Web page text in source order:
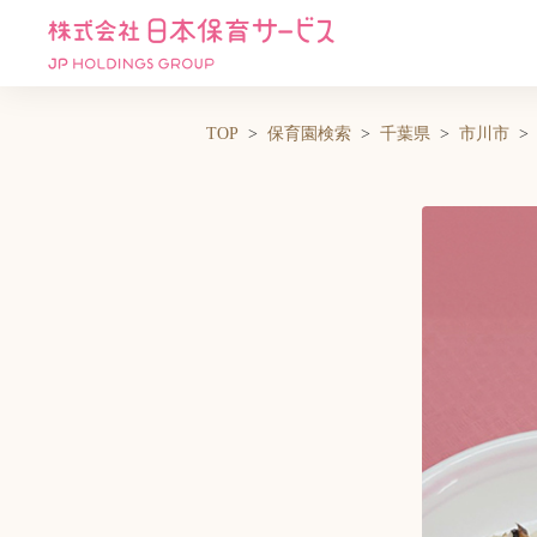
TOP 保育園検索 千葉県 市川市